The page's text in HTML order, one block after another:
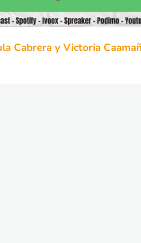
Cabrera y Victoria